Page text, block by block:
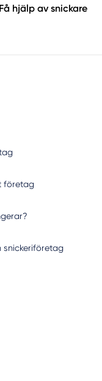
Få hjälp av snickare
företag
snickeriföretag